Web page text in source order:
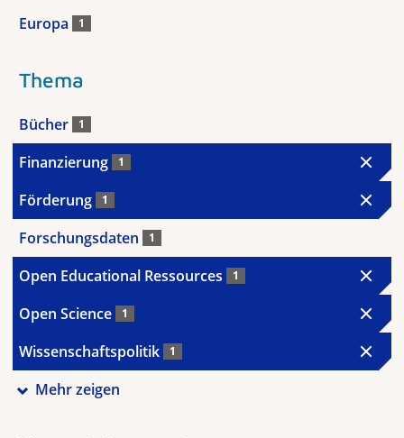
Europa 1
Thema
Bücher 1
Finanzierung 1
Förderung 1
Forschungsdaten 1
Open Educational Ressources 1
Open Science 1
Wissenschaftspolitik 1
Mehr zeigen